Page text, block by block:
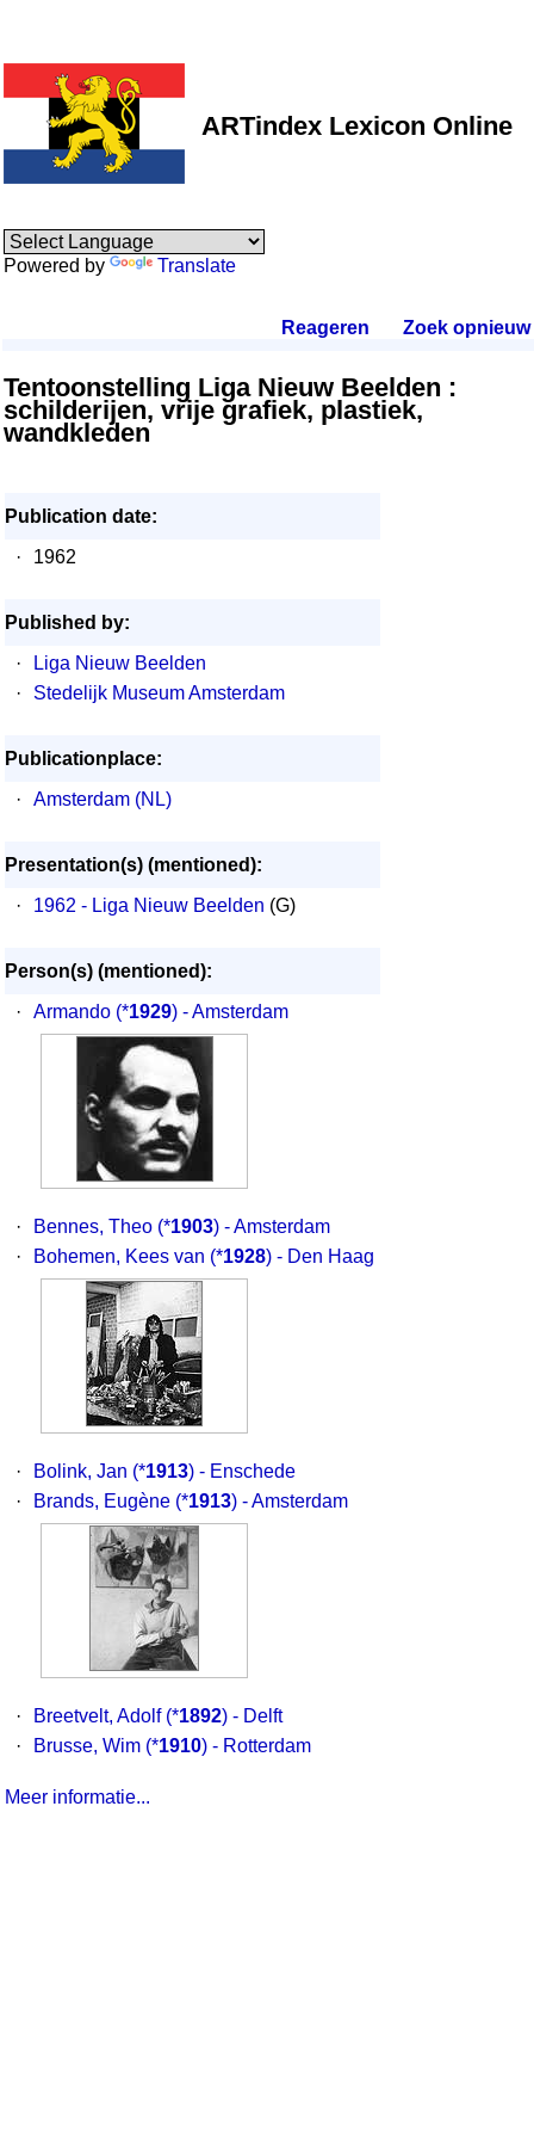
ARTindex Lexicon Online
Powered by Translate
Reageren Zoek opnieuw.
Tentoonstelling Liga Nieuw Beelden :
schilderijen, vrije grafiek, plastiek,
wandkleden
Publication date:
·
1962
Published by:
·
Liga Nieuw Beelden
·
Stedelijk Museum Amsterdam
Publicationplace:
·
Amsterdam (NL)
Presentation(s) (mentioned):
·
1962 - Liga Nieuw Beelden (G)
Person(s) (mentioned):
·
Armando (*1929) - Amsterdam
· Bennes, Theo (*1903) - Amsterdam
·
Bohemen, Kees van (*1928) - Den Haag
· Bolink, Jan (*1913) - Enschede
·
Brands, Eugène (*1913) - Amsterdam
· Breetvelt, Adolf (*1892) - Delft
·
Brusse, Wim (*1910) - Rotterdam
Meer informatie...